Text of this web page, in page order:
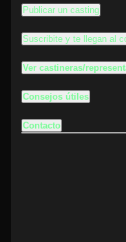
Publicar un casting
Suscribite y te llegan al
Ver castineras/
Consejos útiles
Contacto